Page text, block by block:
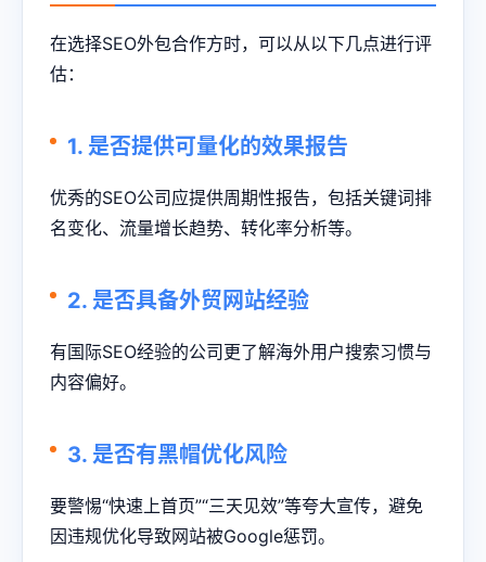
在选择SEO外包合作方时，可以从以下几点进行评
估：
1. 是否提供可量化的效果报告
优秀的SEO公司应提供周期性报告，包括关键词排
名变化、流量增长趋势、转化率分析等。
2. 是否具备外贸网站经验
有国际SEO经验的公司更了解海外用户搜索习惯与
内容偏好。
3. 是否有黑帽优化风险
要警惕“快速上首页”“三天见效”等夸大宣传，避免
因违规优化导致网站被Google惩罚。